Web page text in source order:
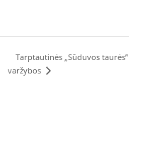
Tarptautinės „Sūduvos taurės”
varžybos